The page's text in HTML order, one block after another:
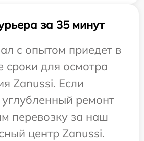
за 35 минут
с опытом приедет в
сроки для осмотра
Zanussi. Если
углубленный ремонт
перевозку за наш
центр Zanussi.